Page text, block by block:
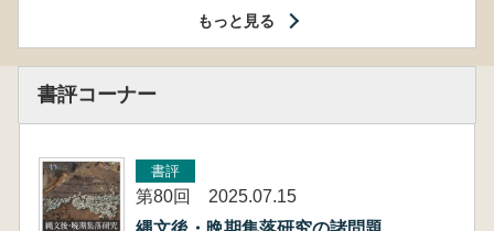
もっと見る
書評コーナー
書評
第80回 2025.07.15